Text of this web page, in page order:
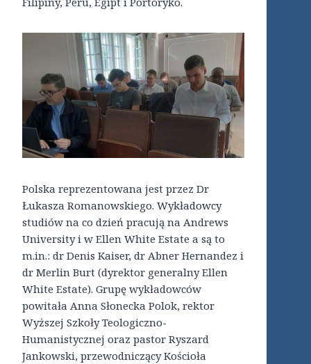
Polska reprezentowana jest przez Dr
Łukasza Romanowskiego. Wykładowcy
studiów na co dzień pracują na Andrews
University i w Ellen White Estate a są to
m.in.: dr Denis Kaiser, dr Abner Hernandez i
dr Merlin Burt (dyrektor generalny Ellen
White Estate). Grupę wykładowców
powitała Anna Słonecka Polok, rektor
Wyższej Szkoły Teologiczno-
Humanistycznej oraz pastor Ryszard
Jankowski, przewodniczący Kościoła